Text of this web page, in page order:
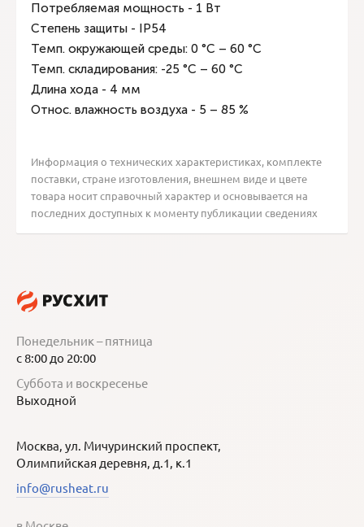
Потребляемая мощность - 1 Вт
Степень защиты - IP54
Темп. окружающей среды: 0 °C – 60 °C
Темп. складирования: -25 °C – 60 °C
Длина хода - 4 мм
Относ. влажность воздуха - 5 – 85 %
Информация о технических характеристиках, комплекте
поставки, стране изготовления, внешнем виде и цвете
товара носит справочный характер и основывается на
последних доступных к моменту публикации сведениях
Москва, ул. Мичуринский проспект,
Олимпийская деревня, д.1, к.1
info@rusheat.ru
Понедельник – пятница
с 8:00 до 20:00
Суббота и воскресенье
Выходной